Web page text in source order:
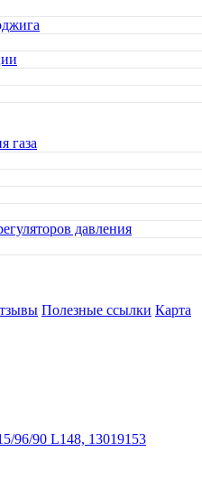
газа
давления
Полезные ссылки Карта
96/90 L148, 13019153